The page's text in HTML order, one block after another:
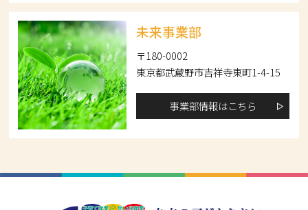
未来事業部
〒180-0002
東京都武蔵野市吉祥寺東町1-4-15
事業部情報はこちら